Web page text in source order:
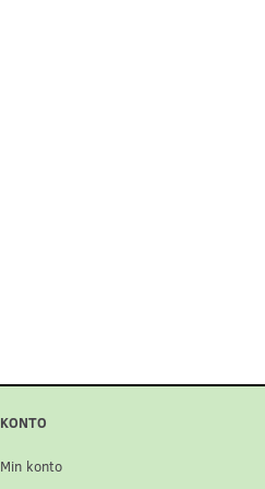
KONTO
Min konto